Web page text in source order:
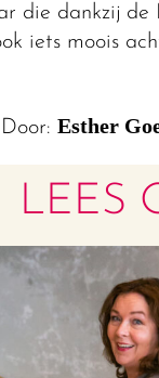
die dankzij
iets moois
Door: Esther
LEES